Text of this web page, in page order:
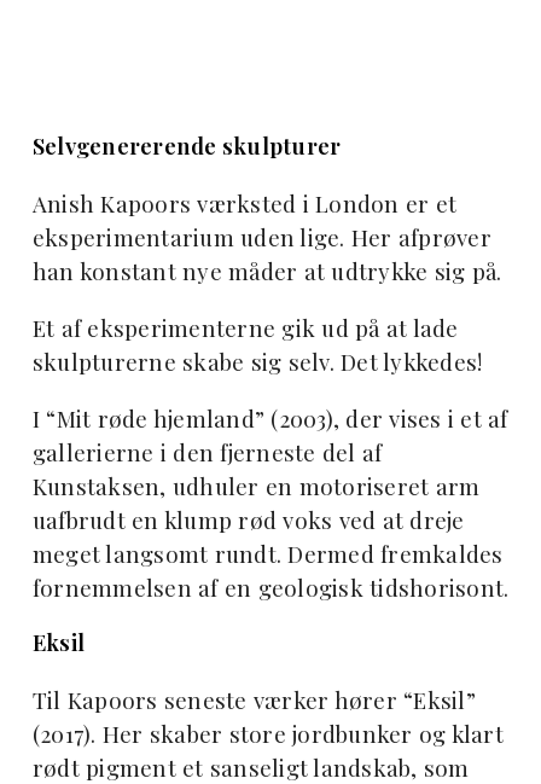
Selvgenererende skulpturer
Anish Kapoors værksted i London er et
eksperimentarium uden lige. Her afprøver
han konstant nye måder at udtrykke sig på.
Et af eksperimenterne gik ud på at lade
skulpturerne skabe sig selv. Det lykkedes!
I “Mit røde hjemland” (2003), der vises i et af
gallerierne i den fjerneste del af
Kunstaksen, udhuler en motoriseret arm
uafbrudt en klump rød voks ved at dreje
meget langsomt rundt. Dermed fremkaldes
fornemmelsen af en geologisk tidshorisont.
Eksil
Til Kapoors seneste værker hører “Eksil”
(2017). Her skaber store jordbunker og klart
rødt pigment et sanseligt landskab, som